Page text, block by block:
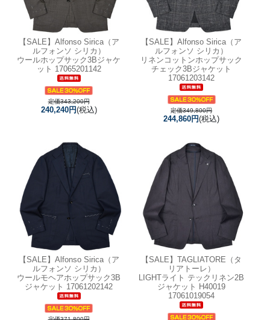
【SALE】 Alfonso Sirica（ア
ルフォンソ シリカ）
ウールホップサック3Bジャケ
ット 17065201142
定価343,200円
240,240円(税込)
【SALE】Alfonso Sirica（ア
ルフォンソ シリカ）
リネンコットンホップサック
チェック3Bジャケット
17061203142
定価349,800円
244,860円(税込)
【SALE】 Alfonso Sirica（ア
ルフォンソ シリカ）
ウールモヘアホップサック3B
ジャケット 17061202142
【SALE】TAGLIATORE（タ
リアトーレ）
LIGHTライト テックリネン2B
ジャケット H40019
17061019054